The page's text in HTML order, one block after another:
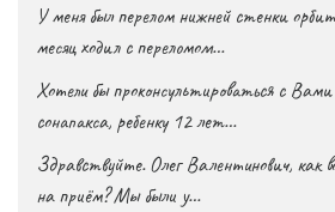
У меня был перелом нижней стенки
месяц ходил с переломом…
Хотели бы проконсультироваться с Вами
сонапакса, ребенку 12 лет…
Здравствуйте. Олег Валентинович, как
на приём? Мы были у…